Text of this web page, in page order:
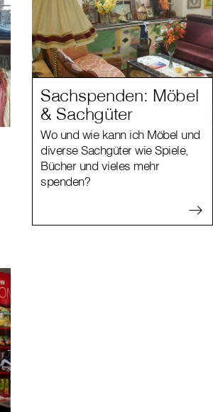
Sachspenden: Möbel
& Sachgüter
Wo und wie kann ich Möbel und
diverse Sachgüter wie Spiele,
Bücher und vieles mehr
spenden?